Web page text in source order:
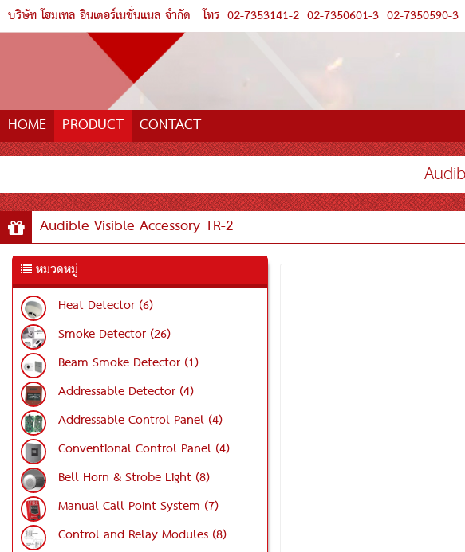
บริษัท โฮมเทล อินเตอร์เนชั่นแนล จำกัด โทร 02-7353141-2 02-7350601-3 02-7350590-3
HOME PRODUCT CONTACT
Audible Visible Accessory TR-2
หมวดหมู่
Heat Detector (6)
Smoke Detector (26)
Beam Smoke Detector (1)
Addressable Detector (4)
Addressable Control Panel (4)
Conventional Control Panel (4)
Bell Horn & Strobe Light (8)
Manual Call Point System (7)
Control and Relay Modules (8)